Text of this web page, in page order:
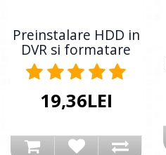
Preinstalare HDD in
DVR si formatare
19,36LEI